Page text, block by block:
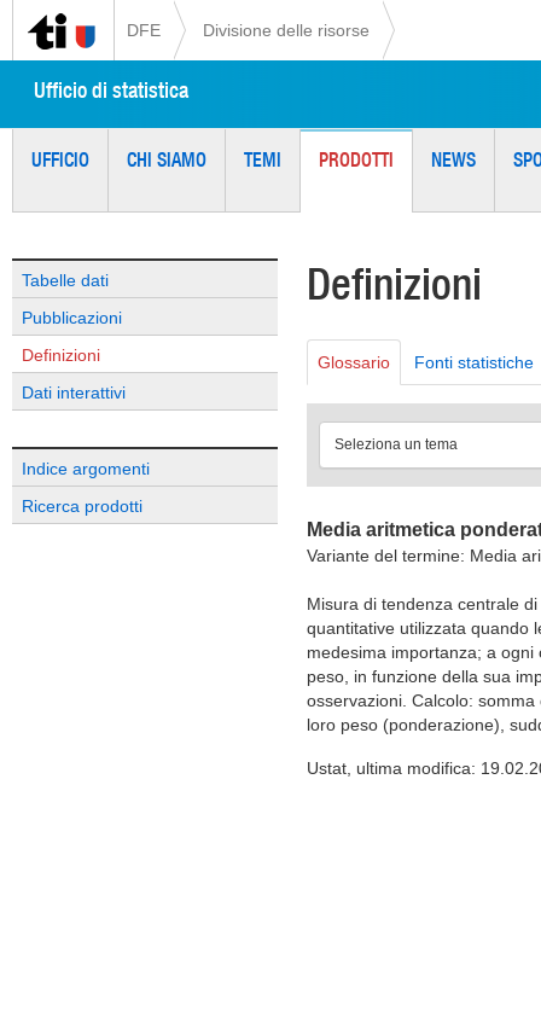
DFE Divisione delle risorse
Ufficio di statistica
UFFICIO CHI SIAMO TEMI PRODOTTI NEWS
Tabelle dati
Pubblicazioni
Definizioni
Dati interattivi
Indice argomenti
Ricerca prodotti
Definizioni
Glossario Fonti statistiche
Seleziona un tema
Media aritmetica
Variante del termine: Media
Misura di tendenza centrale
quantitative utilizzata quando
medesima importanza; a
peso, in funzione della sua
osservazioni. Calcolo:
loro peso (ponderazione),
Ustat, ultima modifica: